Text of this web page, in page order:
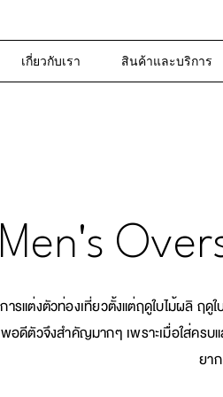
เกี่ยวกับเรา สินค้าและบริการ
Men's
การแต่งตัวท่องเที่ยวตั้งแต่ฤดูใบไม้ผลิ ฤ
พอดีตัวจึงสำคัญมากๆ เพราะเมื่อใส่ครบแ
ยา